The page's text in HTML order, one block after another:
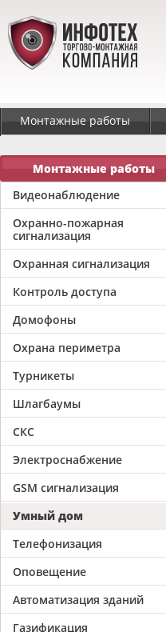
Монтажные работы
Монтажные работы
Видеонаблюдение
Охранно-пожарная
сигнализация
Охранная сигнализация
Контроль доступа
Домофоны
Охрана периметра
Турникеты
Шлагбаумы
СКС
Электроснабжение
GSM сигнализация
Умный дом
Телефонизация
Оповещение
Автоматизация зданий
Газификация